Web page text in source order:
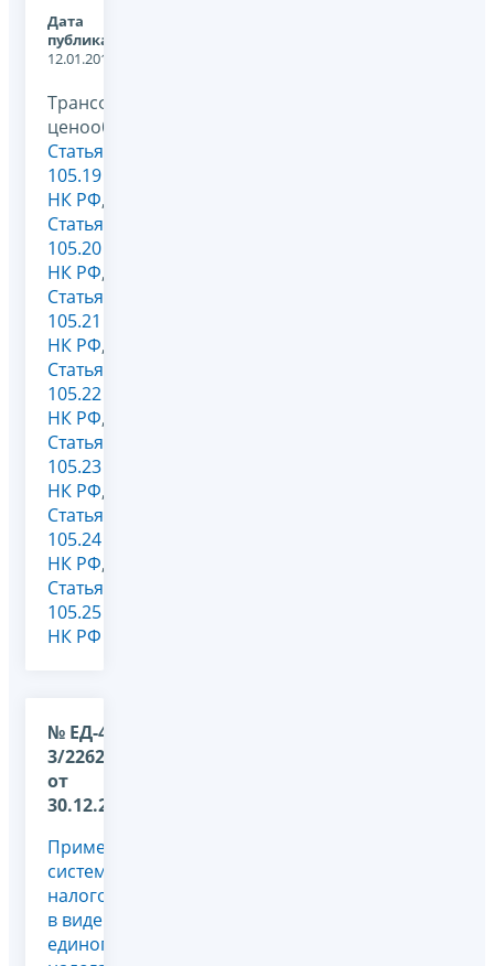
Дата
публикации:
12.01.2012
Трансфертное
ценообразование,
Статья
105.19
НК РФ,
Статья
105.20
НК РФ,
Статья
105.21
НК РФ,
Статья
105.22
НК РФ,
Статья
105.23
НК РФ,
Статья
105.24
НК РФ,
Статья
105.25
НК РФ
№ ЕД-4-
3/22628@
от
30.12.2011
Применение
системы
налогообложения
в виде
единого